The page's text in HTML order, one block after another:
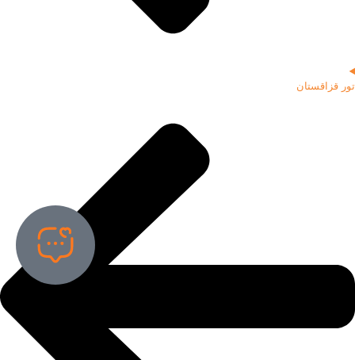
تماس از طریق واتساپ
تماس از طریق تلگرام
تماس مستقیم
تور قزاقستان